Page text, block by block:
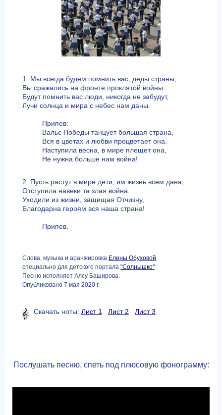
1. Мы всегда будем помнить вас, деды страны,
Вы сражались на фронте проклятой войны.
Будут помнить вас люди, никогда не забудут,
Лучи солнца и мира с небес нам даны.
Припев:
Вальс Победы танцует большая страна,
Вся в цветах и любви процветает она.
Наступила весна, в мире плещет она,
Не нужна больше нам война!
2. Пусть растут в мире дети, им жизнь всем дана,
Отступила навеки та злая война.
Уходили из жизни, защищая Отчизну,
Благодарна героям вся наша страна!
Припев.
Слова, музыка и аранжировка Елены Обуховой,
специально для детского портала "Солнышко"
Песню исполняет Алсу Баширова.
Опубликовано 7 мая 2020 г.
Скачать ноты: Лист 1 Лист 2 Лист 3
Послушать песню, спеть под плюсовую фонограмму: